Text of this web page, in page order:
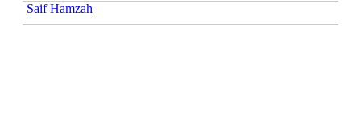
Saif Hamzah